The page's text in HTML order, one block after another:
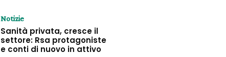
Notizie
Sanità privata, cresce il
settore: Rsa protagoniste
e conti di nuovo in attivo